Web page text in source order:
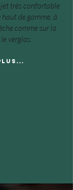
très confortable
de gamme, à
comme sur la
verglas.